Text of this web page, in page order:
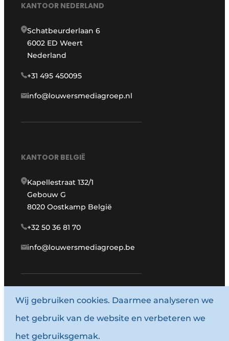
KANTOOR NEDERLAND
Schatbeurderlaan 6
6002 ED Weert
Nederland
+31 495 450095
info@louwersmediagroep.nl
KANTOOR BELGIË
Kapellestraat 132/1
Gebouw G
8020 Oostkamp België
+32 50 36 81 70
info@louwersmediagroep.be
www.louwersmediagroep.com
© 1987 - 2026 Louwersmediagroep.
Algemene voorwaarden
Wij gebruiken cookies. Daarmee analyseren we
het gebruik van de website en verbeteren we
het gebruiksgemak.